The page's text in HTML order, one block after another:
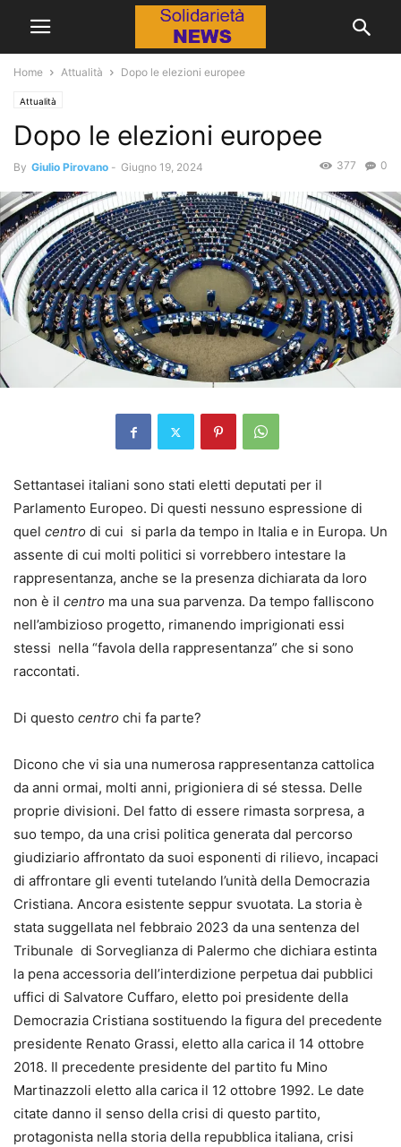
Home Attualità Dopo le elezioni europee
Attualità
Dopo le elezioni europee
By Giulio Pirovano - Giugno 19, 2024 0
377
Settantasei italiani sono stati eletti deputati per il
Parlamento Europeo. Di questi nessuno espressione di
quel centro di cui si parla da tempo in Italia e in Europa. Un
assente di cui molti politici si vorrebbero intestare la
rappresentanza, anche se la presenza dichiarata da loro
non è il centro ma una sua parvenza. Da tempo falliscono
nell’ambizioso progetto, rimanendo imprigionati essi
stessi nella “favola della rappresentanza” che si sono
raccontati.
Di questo centro chi fa parte?
Dicono che vi sia una numerosa rappresentanza cattolica
da anni ormai, molti anni, prigioniera di sé stessa. Delle
proprie divisioni. Del fatto di essere rimasta sorpresa, a
suo tempo, da una crisi politica generata dal percorso
giudiziario affrontato da suoi esponenti di rilievo, incapaci
di affrontare gli eventi tutelando l’unità della Democrazia
Cristiana. Ancora esistente seppur svuotata. La storia è
stata suggellata nel febbraio 2023 da una sentenza del
Tribunale di Sorveglianza di Palermo che dichiara estinta
la pena accessoria dell’interdizione perpetua dai pubblici
uffici di Salvatore Cuffaro, eletto poi presidente della
Democrazia Cristiana sostituendo la figura del precedente
presidente Renato Grassi, eletto alla carica il 14 ottobre
2018. Il precedente presidente del partito fu Mino
Martinazzoli eletto alla carica il 12 ottobre 1992. Le date
citate danno il senso della crisi di questo partito,
protagonista nella storia della repubblica italiana, crisi